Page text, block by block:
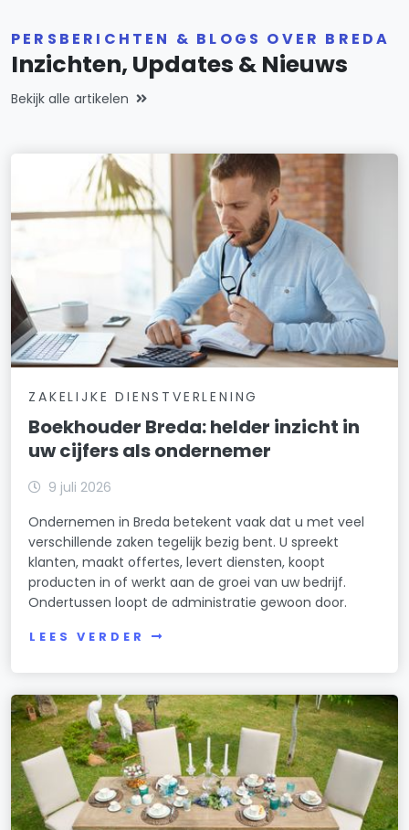
PERSBERICHTEN & BLOGS OVER BREDA
Inzichten, Updates & Nieuws
Bekijk alle artikelen
ZAKELIJKE DIENSTVERLENING
Boekhouder Breda: helder inzicht in
uw cijfers als ondernemer
9 juli 2026
Ondernemen in Breda betekent vaak dat u met veel
verschillende zaken tegelijk bezig bent. U spreekt
klanten, maakt offertes, levert diensten, koopt
producten in of werkt aan de groei van uw bedrijf.
Ondertussen loopt de administratie gewoon door.
LEES VERDER